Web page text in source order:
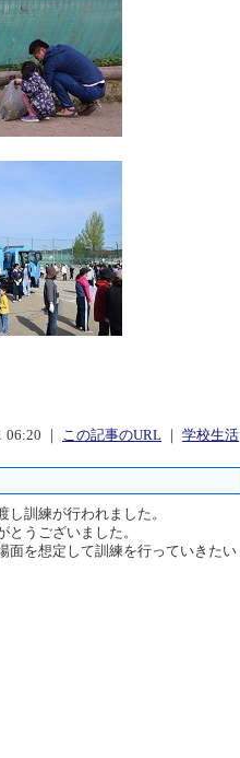
06:20 ｜ この記事のURL 学校生活
訓練が行われました。
うございました。
面を想定して訓練を行っていきたい